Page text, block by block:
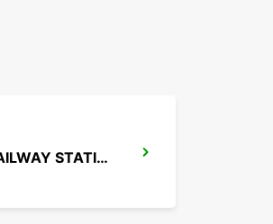
ROME TERMINI RAILWAY STATION